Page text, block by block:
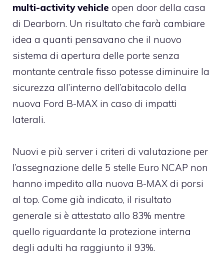
multi-activity vehicle open door della casa
di Dearborn. Un risultato che farà cambiare
idea a quanti pensavano che il nuovo
sistema di apertura delle porte senza
montante centrale fisso potesse diminuire la
sicurezza all’interno dell’abitacolo della
nuova Ford B-MAX in caso di impatti
laterali.
Nuovi e più server i criteri di valutazione per
l’assegnazione delle 5 stelle Euro NCAP non
hanno impedito alla nuova B-MAX di porsi
al top. Come già indicato, il risultato
generale si è attestato allo 83% mentre
quello riguardante la protezione interna
degli adulti ha raggiunto il 93%.